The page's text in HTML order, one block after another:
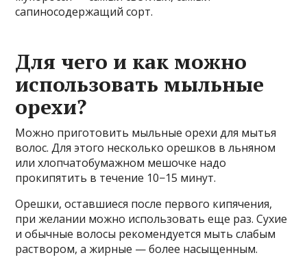
сапиносодержащий сорт.
Для чего и как можно
использовать мыльные
орехи?
Можно приготовить мыльные орехи для мытья
волос. Для этого несколько орешков в льняном
или хлопчатобумажном мешочке надо
прокипятить в течение 10−15 минут.
Орешки, оставшиеся после первого кипячения,
при желании можно использовать еще раз. Сухие
и обычные волосы рекомендуется мыть слабым
раствором, а жирные — более насыщенным.